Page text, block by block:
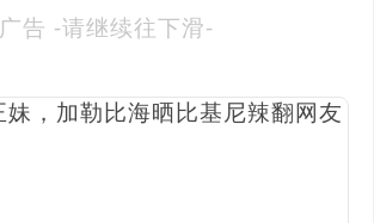
广告 -请继续往下滑-